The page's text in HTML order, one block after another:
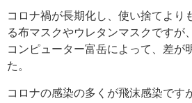
コロナ禍が長期化し、使い捨てより
る布マスクやウレタンマスクですが
コンピューター富岳によって、差が
た。
コロナの感染の多くが飛沫感染です